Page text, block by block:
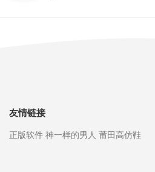
友情链接
正版软件 神一样的男人 莆田高仿鞋